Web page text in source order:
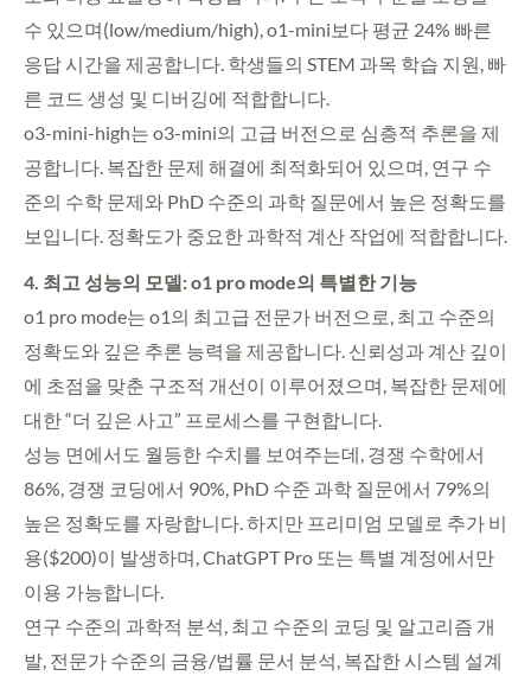
수 있으며(low/medium/high), o1-mini보다 평균 24% 빠른
응답 시간을 제공합니다. 학생들의 STEM 과목 학습 지원, 빠
른 코드 생성 및 디버깅에 적합합니다.
o3-mini-high는 o3-mini의 고급 버전으로 심층적 추론을 제
공합니다. 복잡한 문제 해결에 최적화되어 있으며, 연구 수
준의 수학 문제와 PhD 수준의 과학 질문에서 높은 정확도를
보입니다. 정확도가 중요한 과학적 계산 작업에 적합합니다.
4. 최고 성능의 모델: o1 pro mode의 특별한 기능
o1 pro mode는 o1의 최고급 전문가 버전으로, 최고 수준의
정확도와 깊은 추론 능력을 제공합니다. 신뢰성과 계산 깊이
에 초점을 맞춘 구조적 개선이 이루어졌으며, 복잡한 문제에
대한 “더 깊은 사고” 프로세스를 구현합니다.
성능 면에서도 월등한 수치를 보여주는데, 경쟁 수학에서
86%, 경쟁 코딩에서 90%, PhD 수준 과학 질문에서 79%의
높은 정확도를 자랑합니다. 하지만 프리미엄 모델로 추가 비
용($200)이 발생하며, ChatGPT Pro 또는 특별 계정에서만
이용 가능합니다.
연구 수준의 과학적 분석, 최고 수준의 코딩 및 알고리즘 개
발, 전문가 수준의 금융/법률 문서 분석, 복잡한 시스템 설계